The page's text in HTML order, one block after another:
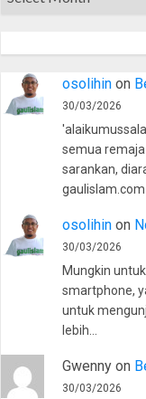
osolihinon
30/03/2026
semua
sarankan,
gaulislam.com
osolihinon
30/03/2026
Mungkin
smartphone,
untuk
lebih…
Gwennyon
30/03/2026